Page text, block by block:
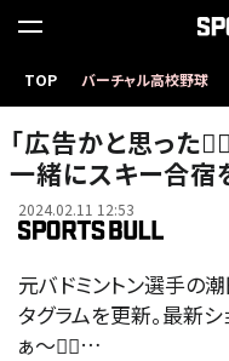
TOP バーチャル高校野球
「広告かと思った
一緒にスキー合宿
2024.02.11 12:53
元バドミントン選手の
タグラムを更新。最新シ
ぁ〜🙆‍♀️…